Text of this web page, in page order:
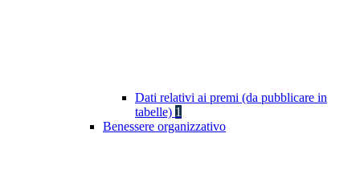
Dati relativi ai premi (da pubblicare in
tabelle) 1
Benessere organizzativo